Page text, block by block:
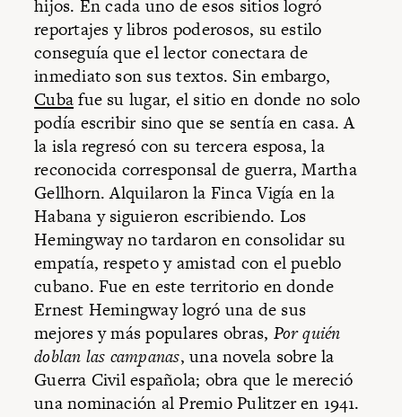
hijos. En cada uno de esos sitios logró
reportajes y libros poderosos, su estilo
conseguía que el lector conectara de
inmediato son sus textos. Sin embargo,
Cubafue su lugar, el sitio en donde no solo
podía escribir sino que se sentía en casa. A
la isla regresó con su tercera esposa, la
reconocida corresponsal de guerra, Martha
Gellhorn. Alquilaron la Finca Vigía en la
Habana y siguieron escribiendo. Los
Hemingway no tardaron en consolidar su
empatía, respeto y amistad con el pueblo
cubano. Fue en este territorio en donde
Ernest Hemingway logró una de sus
mejores y más populares obras, Por quién
doblan las campanas, una novela sobre la
Guerra Civil española; obra que le mereció
una nominación al Premio Pulitzer en 1941.